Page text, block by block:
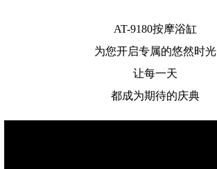
AT-9180按摩浴缸
为您开启专属的悠然时光
让每一天
都成为期待的庆典